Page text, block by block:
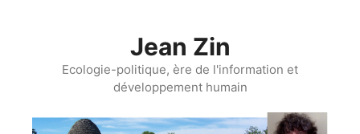
Jean Zin
Ecologie-politique, ère de l'information et
développement humain